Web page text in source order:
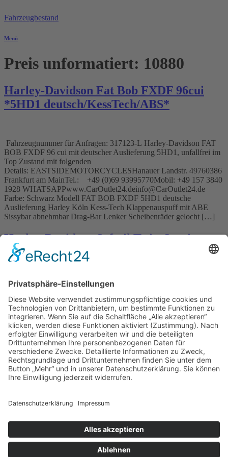
Inhalt
Fahrzeugbestand
Menü
Preis unformatiert: 10880
Harley-Davidson Fat Bob FXDF 96cui
*5HD1 deutsch/KessTech/ABS*
Fahrzeugnummer für Anfragen: 317123-L Harley-Davidson FAT
BOB FXDF 96 cui mit deutscher Auslieferung 5HD1, unfallfrei im
Top Zustand mit folgenden
Details: EASTSIDEMOTORCYCLESHanauer Landstr. 49760386
Frankfurt am MainTel.: +49 (0)69 93995770Mobil: +49 157 3840
1928 WHATSAPPwww.CarOutlet24.deinfo@CarOutlet24.de
Farbe: Schwarz Modell FAT BOB FXDF 5HD1 deutsche
Auslieferung Harley Köln Kess-Tech Klappenauspuff mit ABE
Sissybar abnehmbar Drag-Bar Lenker Scheibenräder gelocht […]
Harley-Davidson Softail Twin-Service
1340 EVO Springer Bobber
Fahrzeugnummer für Anfragen: 000282-L Harley-Davidson Softail
Twin-Service Unikat im Bobber-Style in Sand-Beige mit
kupferfarbenen Elementen und folgenden
Details: EASTSIDEMOTORCYCLESHanauer Landstr. 49760386
Frankfurt am MainTel.: +49 (0)69 93995770Mobil: +49 157 3840
1928 WHATSAPPwww.CarOutlet24.deinfo@CarOutlet24.de
Farbe: Sandbeige mit Kupfer-Elementen Retro-Police Solositz auf
Blattfeder Springergabel Schwarz 2in1 Abgasanlage Mikuni HSR
42 Vergaser Trittbretter Ape-Hanger Lenker schwarz Seitlicher
Kennzeichenhalter Primärgehäuse und […]
60386 Frankfurt am Main
+49 69 93995770